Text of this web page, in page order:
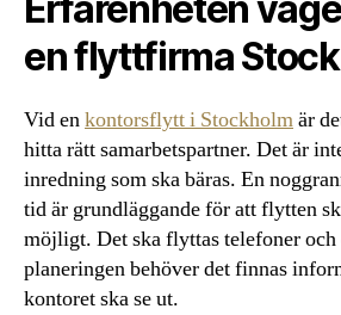
Erfarenheten
en flyttfirma
Vid enkontorsflytt i Stockholmär
hitta rätt samarbetspartner. Det är
inredning som ska bäras. En
tid är grundläggande för att flytten
möjligt. Det ska flyttas telefoner och
planeringen behöver det finnas
kontoret ska se ut.